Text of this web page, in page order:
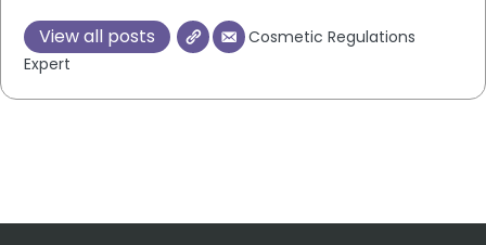
View all posts
Cosmetic Regulations
Expert